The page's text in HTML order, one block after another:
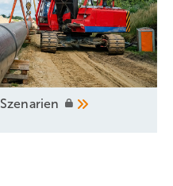
Szenarien